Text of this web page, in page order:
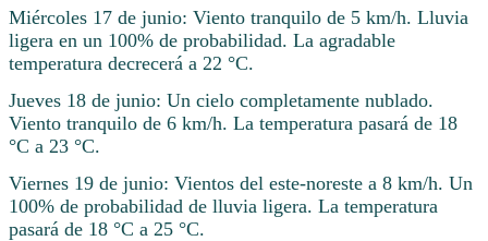
Miércoles 17 de junio: Viento tranquilo de 5 km/h. Lluvia
ligera en un 100% de probabilidad. La agradable
temperatura decrecerá a 22 °C.
Jueves 18 de junio: Un cielo completamente nublado.
Viento tranquilo de 6 km/h. La temperatura pasará de 18
°C a 23 °C.
Viernes 19 de junio: Vientos del este-noreste a 8 km/h. Un
100% de probabilidad de lluvia ligera. La temperatura
pasará de 18 °C a 25 °C.